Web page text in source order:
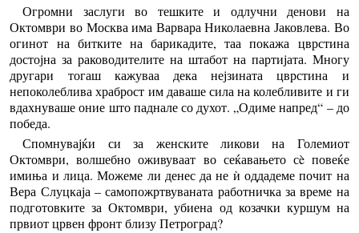
Огромни заслуги во тешките и одлучни денови на
Октомври во Москва има Варвара Николаевна Јаковлева. Во
огинот на битките на барикадите, таа покажа цврстина
достојна за раководителите на штабот на партијата. Многу
другари тогаш кажуваа дека нејзината цврстина и
непоколеблива храброст им даваше сила на колебливите и ги
вдахнуваше оние што паднале со духот. „Одиме напред“ – до
победа.
Спомнувајќи си за женските ликови на Големиот
Октомври, волшебно оживуваат во сеќавањето сè повеќе
имиња и лица. Можеме ли денес да не ѝ оддадеме почит на
Вера Слуцкаја – самопожртвуваната работничка за време на
подготовките за Октомври, убиена од козачки куршум на
првиот црвен фронт близу Петроград?